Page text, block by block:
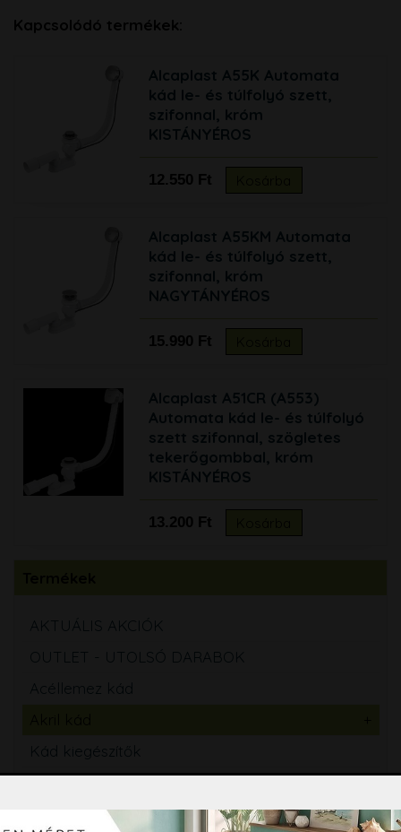
Kapcsolódó termékek:
Alcaplast A55K Automata
kád le- és túlfolyó szett,
szifonnal, króm
KISTÁNYÉROS
12.550 Ft
Alcaplast A55KM Automata
kád le- és túlfolyó szett,
szifonnal, króm
NAGYTÁNYÉROS
15.990 Ft
Alcaplast A51CR (A553)
Automata kád le- és túlfolyó
szett szifonnal, szögletes
tekerőgombbal, króm
KISTÁNYÉROS
13.200 Ft
AKTUÁLIS AKCIÓK
OUTLET - UTOLSÓ DARABOK
Acéllemez kád
Kád kiegészítők
Zuhanykabin, zuhanyajtó, Walk-in zuhanyfal
Kádparaván